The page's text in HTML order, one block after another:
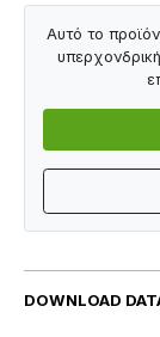
DOWNLOAD
Αυτό το προϊόν